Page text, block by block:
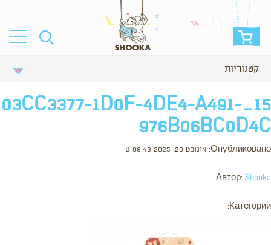
קטגוריות
15_03CC3377-1D0F-4DE4-A491-
976B06BC0D4C
Опубликовано: אוגוסט 20, 2025 в 09:43
Автор: Shooka
Категории: